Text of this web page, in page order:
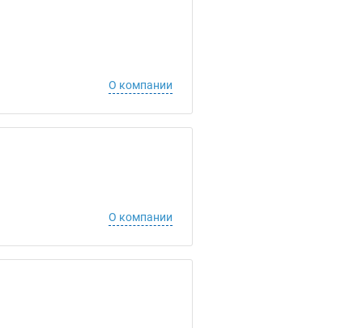
О компании
О компании